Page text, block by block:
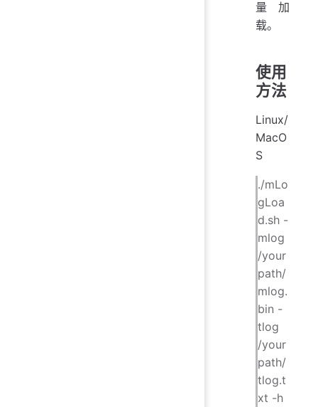
量加
载。
使用
方法
Linux/
MacO
S
./mLo
gLoa
d.sh -
mlog
/your
path/
mlog.
bin -
tlog
/your
path/
tlog.t
xt -h